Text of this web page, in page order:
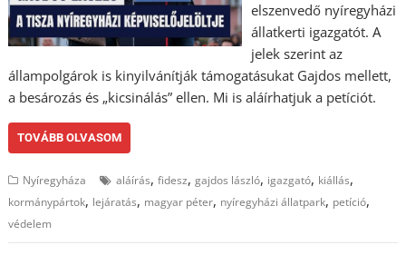
elszenvedő nyíregyházi
állatkerti igazgatót. A
jelek szerint az
állampolgárok is kinyilvánítják támogatásukat Gajdos mellett,
a besározás és „kicsinálás” ellen. Mi is aláírhatjuk a petíciót.
TOVÁBB OLVASOM
Nyíregyháza aláírás,fidesz,gajdos lászló, igazgató, kiállás,
kormánypártok, lejáratás, magyar péter, nyíregyházi állatpark, petíció,
védelem